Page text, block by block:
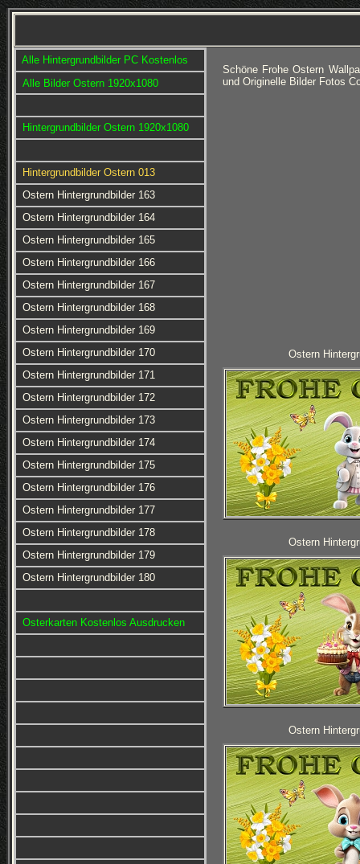
Alle Hintergrundbilder PC Kostenlos
Alle Bilder Ostern 1920x1080
Hintergrundbilder Ostern 1920x1080
Hintergrundbilder Ostern 013
Ostern Hintergrundbilder 163
Ostern Hintergrundbilder 164
Ostern Hintergrundbilder 165
Ostern Hintergrundbilder 166
Ostern Hintergrundbilder 167
Ostern Hintergrundbilder 168
Ostern Hintergrundbilder 169
Ostern Hintergrundbilder 170
Ostern Hintergrundbilder 171
Ostern Hintergrundbilder 172
Ostern Hintergrundbilder 173
Ostern Hintergrundbilder 174
Ostern Hintergrundbilder 175
Ostern Hintergrundbilder 176
Ostern Hintergrundbilder 177
Ostern Hintergrundbilder 178
Ostern Hintergrundbilder 179
Ostern Hintergrundbilder 180
Osterkarten Kostenlos Ausdrucken
Schöne Frohe Ostern
und Originelle Bilder Fotos
Ostern
Ostern
Ostern